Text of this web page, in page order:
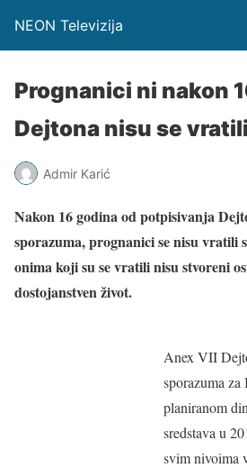
NEON Televizija
Prognanici ni nakon
Dejtona nisu se
Admir Karić
Nakon 16 godina od potpisivanja
sporazuma, prognanici se nisu vratili
onima koji su se vratili nisu stvoreni
dostojanstven život.
Anex VII
sporazuma
planiranom
sredstava u
svim nivoima